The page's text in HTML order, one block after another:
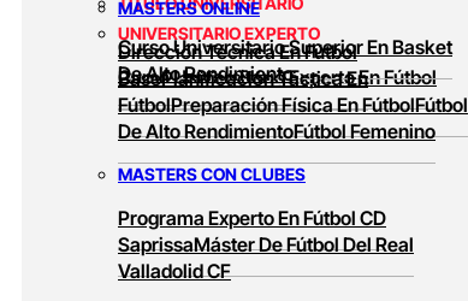
UNIVERSITARIO EXPERTO
Curso Universitario Experto En Fútbol
Curso Universitario Superior En Basket
De Alto Rendimiento
MASTERS ONLINE
Dirección Técnica En Fútbol
BasePlanificación Táctica En
FútbolPreparación Física En FútbolFútbol
De Alto RendimientoFútbol Femenino
MASTERS CON CLUBES
Programa Experto En Fútbol CD
SaprissaMáster De Fútbol Del Real
Valladolid CF